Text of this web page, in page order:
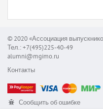
© 2020 «Ассоциация
Тел.: +7(495)225-40-49
alumni@mgimo.ru
Контакты
Сообщить об ошибке